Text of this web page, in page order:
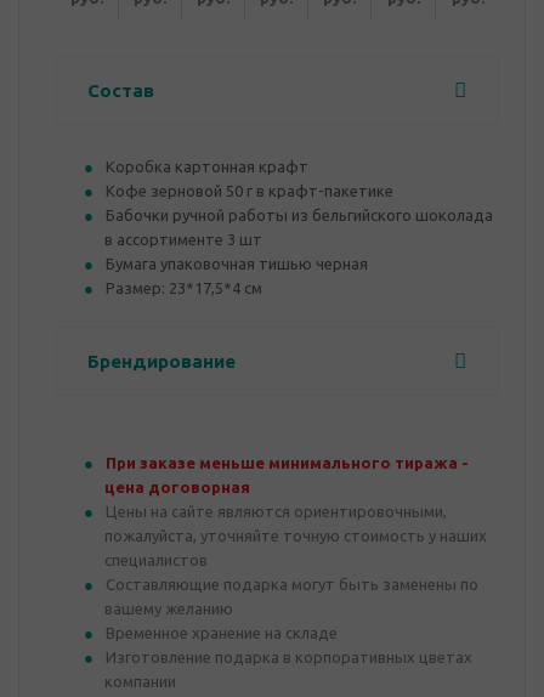
Состав
Коробка картонная крафт
Кофе зерновой 50 г в крафт-пакетике
Бабочки ручной работы из бельгийского шоколада
в ассортименте 3 шт
Бумага упаковочная тишью черная
Размер: 23*17,5*4 см
Брендирование
При заказе меньше минимального тиража -
цена договорная
Цены на сайте являются ориентировочными,
пожалуйста, уточняйте точную стоимость у наших
специалистов
Составляющие подарка могут быть заменены по
вашему желанию
Временное хранение на складе
Изготовление подарка в корпоративных цветах
компании